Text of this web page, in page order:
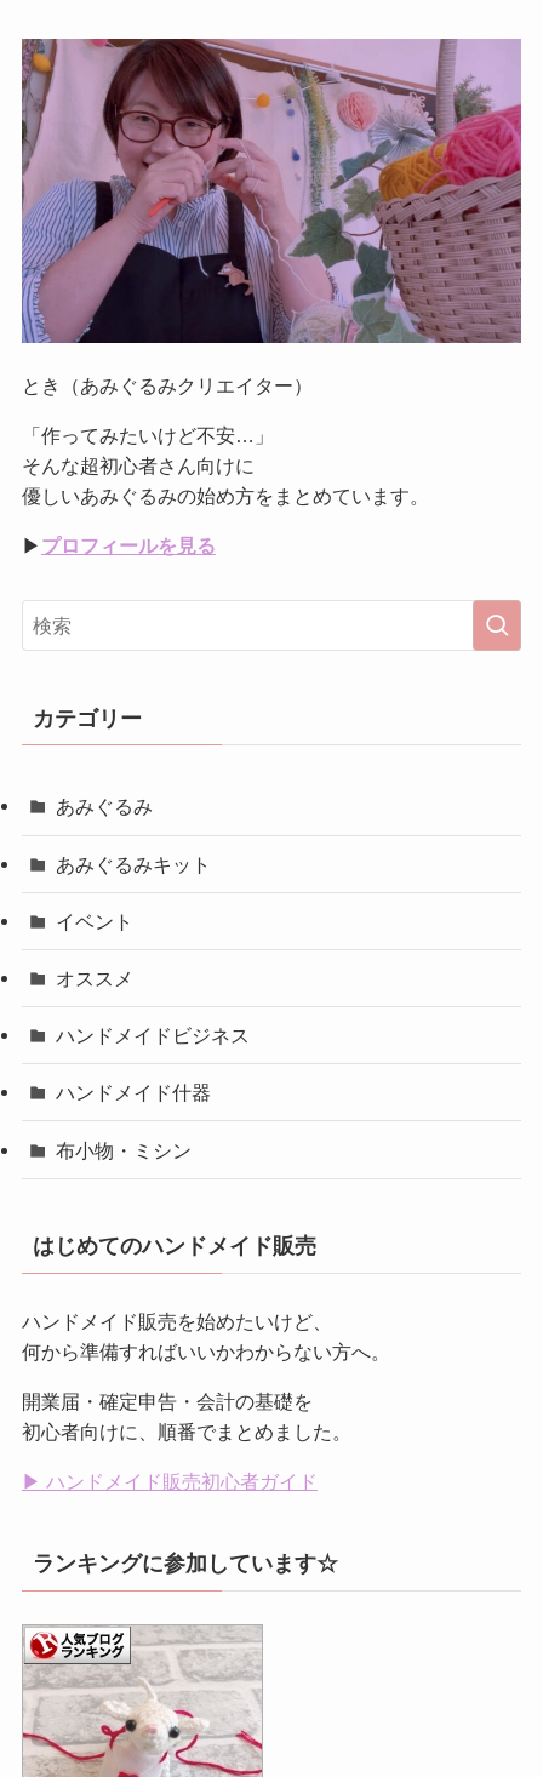
とき（あみぐるみクリエイター）
「作ってみたいけど不安…」
そんな超初心者さん向けに
優しいあみぐるみの始め方をまとめています。
▶︎ プロフィールを見る
カテゴリー
あみぐるみ
あみぐるみキット
イベント
オススメ
ハンドメイドビジネス
ハンドメイド什器
布小物・ミシン
はじめてのハンドメイド販売
ハンドメイド販売を始めたいけど、
何から準備すればいいかわからない方へ。
開業届・確定申告・会計の基礎を
初心者向けに、順番でまとめました。
▶ ハンドメイド販売初心者ガイド
ランキングに参加しています☆